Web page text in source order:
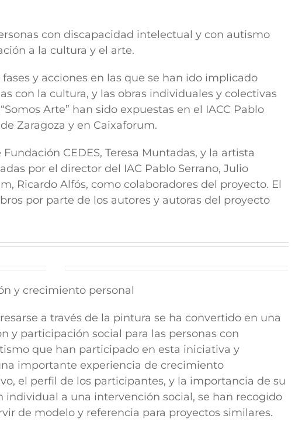
con discapacidad intelectual y con autismo
a la cultura y el arte.
y acciones en las que se han ido implicado
con la cultura, y las obras individuales y colectivas
Arte” han sido expuestas en el IACC Pablo
Zaragoza y en Caixaforum.
CEDES, Teresa Muntadas, y la artista
por el director del IAC Pablo Serrano, Julio
Ricardo Alfós, como colaboradores del proyecto. El
por parte de los autores y autoras del proyecto
y crecimiento personal
a través de la pintura se ha convertido en una
y participación social para las personas con
que han participado en esta iniciativa y
importante experiencia de crecimiento
el perfil de los participantes, y la importancia de su
a una intervención social, se han recogido
de modelo y referencia para proyectos similares.